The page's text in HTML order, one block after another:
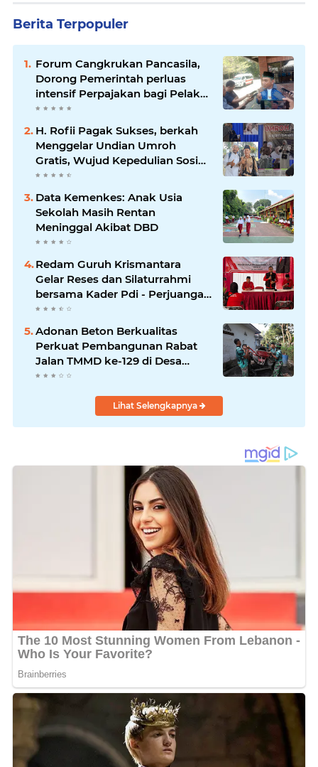
Berita Terpopuler
Forum Cangkrukan Pancasila,
Dorong Pemerintah perluas
intensif Perpajakan bagi Pelaku
Usaha UMKM.
H. Rofii Pagak Sukses, berkah
Menggelar Undian Umroh
Gratis, Wujud Kepedulian Sosial
berbagi.
Data Kemenkes: Anak Usia
Sekolah Masih Rentan
Meninggal Akibat DBD
Redam Guruh Krismantara
Gelar Reses dan Silaturrahmi
bersama Kader Pdi - Perjuangan
Se -Kecamatan Lawang.
Adonan Beton Berkualitas
Perkuat Pembangunan Rabat
Jalan TMMD ke-129 di Desa
Ledoktempuro
Lihat Selengkapnya